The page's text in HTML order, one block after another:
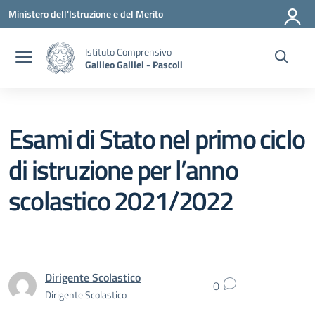
Vai ai contenuti
Vai al menu di navigazione
Vai al footer
Ministero dell'Istruzione e del Merito
Istituto Comprensivo
Galileo Galilei - Pascoli
Esami di Stato nel primo ciclo
di istruzione per l’anno
scolastico 2021/2022
Dirigente Scolastico
Dirigente Scolastico 0